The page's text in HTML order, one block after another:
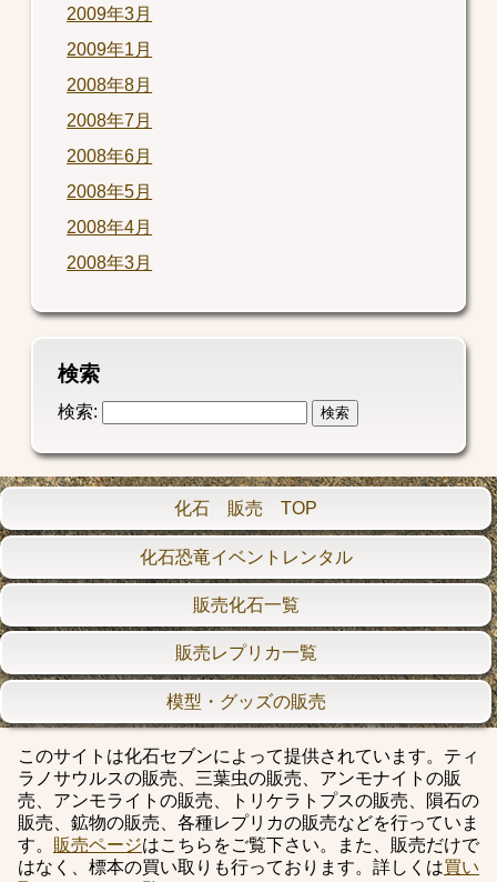
2009年3月
2009年1月
2008年8月
2008年7月
2008年6月
2008年5月
2008年4月
2008年3月
検索
検索:
化石 販売 TOP
化石恐竜イベントレンタル
販売化石一覧
販売レプリカ一覧
模型・グッズの販売
このサイトは化石セブンによって提供されています。ティ
ラノサウルスの販売、三葉虫の販売、アンモナイトの販
売、アンモライトの販売、トリケラトプスの販売、隕石の
販売、鉱物の販売、各種レプリカの販売などを行っていま
す。 販売ページはこちらをご覧下さい。また、販売だけで
はなく、標本の買い取りも行っております。詳しくは買い